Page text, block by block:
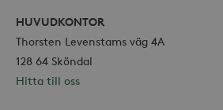
HUVUDKONTOR
Thorsten Levenstams väg 4A
128 64 Sköndal
Hitta till oss
användas ordentligt utan strikt